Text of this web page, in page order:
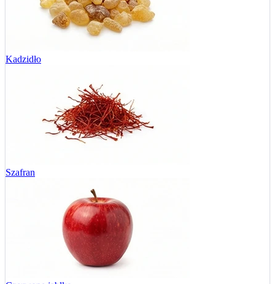
Kadzidło
Szafran